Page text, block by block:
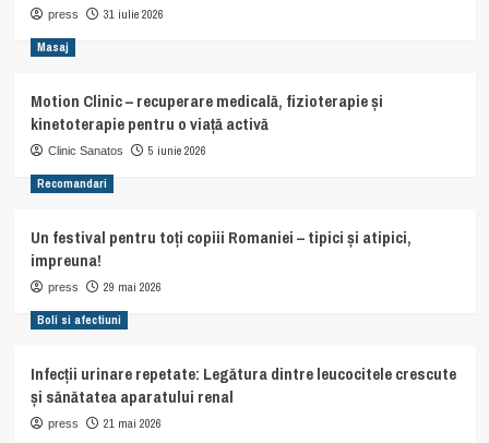
press 31 iulie 2026
Masaj
Motion Clinic – recuperare medicală, fizioterapie și
kinetoterapie pentru o viață activă
Clinic Sanatos 5 iunie 2026
Recomandari
Un festival pentru toți copiii Romaniei – tipici și atipici,
impreuna!
press 29 mai 2026
Boli si afectiuni
Infecții urinare repetate: Legătura dintre leucocitele crescute
și sănătatea aparatului renal
press 21 mai 2026